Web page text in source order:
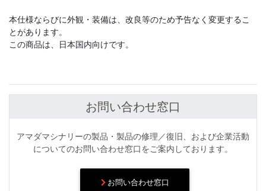
本仕様ならびに外観・装備は、改良等のため予告なく変更するこ
とがあります。
この商品は、日本国内向けです。
お問い合わせ窓口
アマダマシナリーの製品・製品の修理／復旧、および企業活動
についてのお問い合わせ窓口をご案内しております。
お問い合わせ窓口